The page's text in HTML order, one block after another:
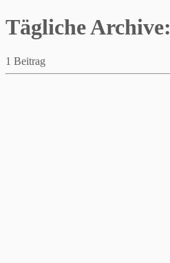
Tägliche Archive:
1 Beitrag